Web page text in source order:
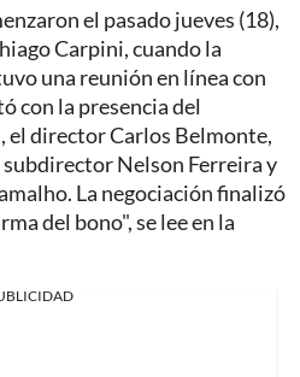
el pasado jueves (18),
Carpini, cuando la
una reunión en línea con
con la presencia del
el director Carlos Belmonte,
Nelson Ferreira y
La negociación finalizó
del bono", se lee en la